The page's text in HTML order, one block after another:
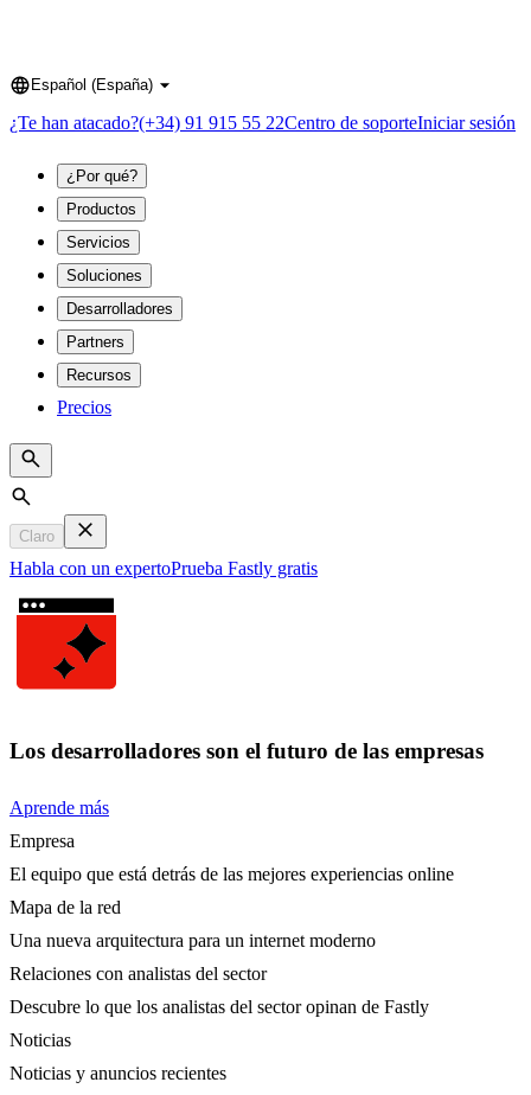
Language
Español (España)
¿Te han atacado?(+34) 91 915 55 22Centro de soporteIniciar sesión
¿Por qué?
Productos
Servicios
Soluciones
Desarrolladores
Partners
Recursos
Precios
Search
Claro
Habla con un expertoPrueba Fastly gratis
Los desarrolladores son el futuro de las empresas
Aprende más
Empresa
El equipo que está detrás de las mejores experiencias online
Mapa de la red
Una nueva arquitectura para un internet moderno
Relaciones con analistas del sector
Descubre lo que los analistas del sector opinan de Fastly
Noticias
Noticias y anuncios recientes